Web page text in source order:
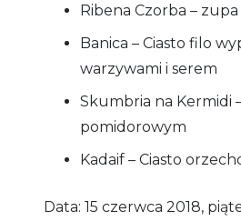
Ribena Czorba –
Banica – Ciasto filo
warzywami i serem
Skumbria na Kermidi
pomidorowym
Kadaif – Ciasto
Data: 15 czerwca 2018,